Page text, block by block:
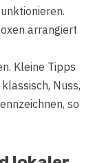
arrangiert
Kleine Tipps
Nuss,
so